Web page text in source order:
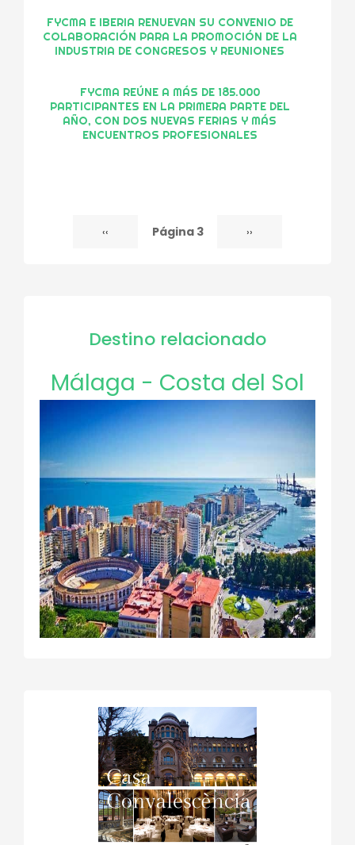
FYCMA E IBERIA RENUEVAN SU CONVENIO DE
COLABORACIÓN PARA LA PROMOCIÓN DE LA
INDUSTRIA DE CONGRESOS Y REUNIONES
FYCMA REÚNE A MÁS DE 185.000
PARTICIPANTES EN LA PRIMERA PARTE DEL
AÑO, CON DOS NUEVAS FERIAS Y MÁS
ENCUENTROS PROFESIONALES
PaginaciónPágina
‹‹ Página 3 Siguiente
››
Destino relacionado
Málaga - Costa del Sol